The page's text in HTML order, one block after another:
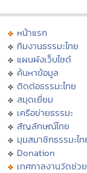
หน้าแรก
ทีมงานธรรมะไทย
แผนผังเว็บไซต์
ค้นหาข้อมูล
ติดต่อธรรมะไทย
สมุดเยี่ยม
เครือข่ายธรรมะ
สัญลักษณ์ไทย
มุมสมาชิกธรรมะไท
Donation
เทศกาลงานวัดช่ว